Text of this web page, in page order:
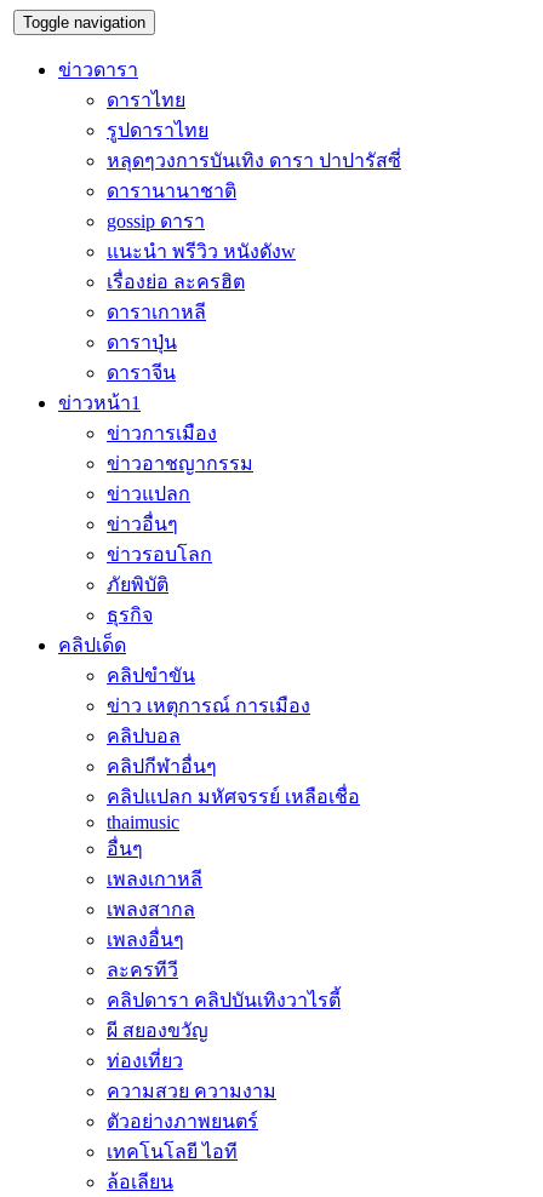
Toggle navigation
ข่าวดารา
ดาราไทย
รูปดาราไทย
หลุดๆวงการบันเทิง ดารา ปาปารัสซี่
ดารานานาชาติ
gossip ดารา
แนะนำ พรีวิว หนังดังw
เรื่องย่อ ละครฮิต
ดาราเกาหลี
ดาราปุ่น
ดาราจีน
ข่าวหน้า1
ข่าวการเมือง
ข่าวอาชญากรรม
ข่าวแปลก
ข่าวอื่นๆ
ข่าวรอบโลก
ภัยพิบัติ
ธุรกิจ
คลิปเด็ด
คลิปขำขัน
ข่าว เหตุการณ์ การเมือง
คลิปบอล
คลิปกีฬาอื่นๆ
คลิปแปลก มหัศจรรย์ เหลือเชื่อ
thaimusic
อื่นๆ
เพลงเกาหลี
เพลงสากล
เพลงอื่นๆ
ละครทีวี
คลิปดารา คลิปบันเทิงวาไรตี้
ผี สยองขวัญ
ท่องเที่ยว
ความสวย ความงาม
ตัวอย่างภาพยนตร์
เทคโนโลยี ไอที
ล้อเลียน